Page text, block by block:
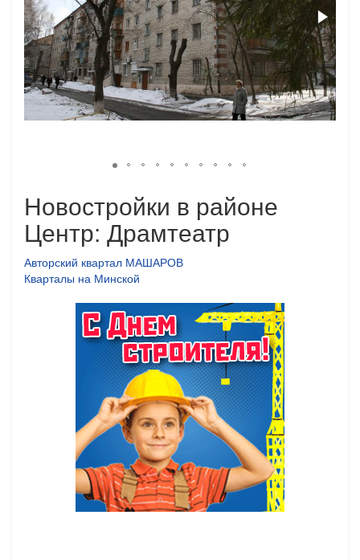
Новостройки в районе
Центр: Драмтеатр
Авторский квартал МАШАРОВ
Кварталы на Минской